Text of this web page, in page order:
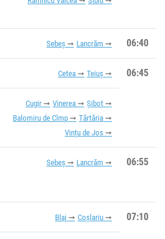
Sebeș Lancrăm 06:40
Cetea Teiuș 06:45
Cugir Vinerea
Șibot
Balomiru de Cîmp
Tărtăria
Vințu de Jos
Sebeș Lancrăm 06:55
Blaj Coșlariu 07:10